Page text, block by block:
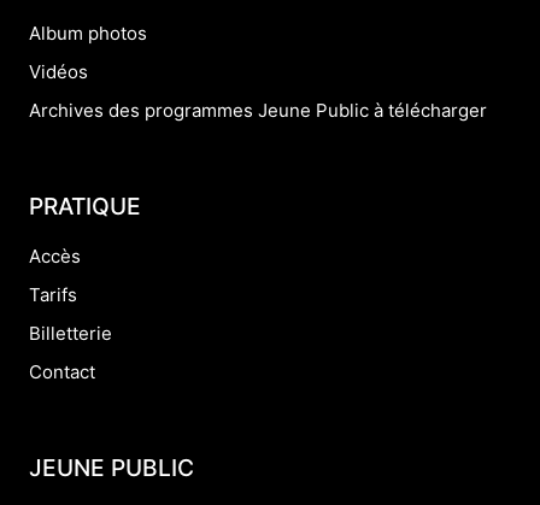
Album photos
Vidéos
Archives des programmes Jeune Public à télécharger
PRATIQUE
Accès
Tarifs
Billetterie
Contact
JEUNE PUBLIC